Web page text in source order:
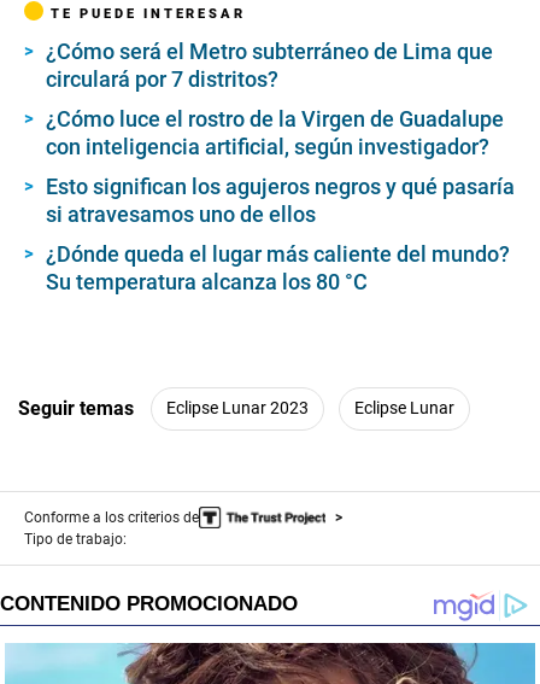
TE PUEDE INTERESAR
¿Cómo será el Metro subterráneo de Lima que
circulará por 7 distritos?
¿Cómo luce el rostro de la Virgen de Guadalupe
con inteligencia artificial, según investigador?
Esto significan los agujeros negros y qué pasaría
si atravesamos uno de ellos
¿Dónde queda el lugar más caliente del mundo?
Su temperatura alcanza los 80 °C
Seguir temas Eclipse Lunar 2023 Eclipse Lunar
Conforme a los criterios de
Tipo de trabajo: